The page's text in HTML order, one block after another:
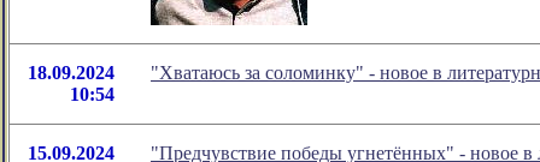
18.09.2024
10:54
"Хватаюсь за соломинку" - новое в
15.09.2024
"Предчувствие победы угнетённых" - новое